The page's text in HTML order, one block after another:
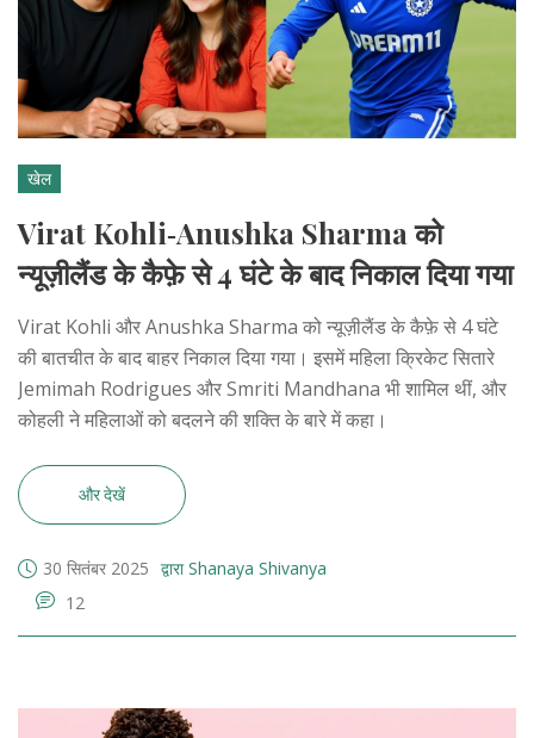
खेल
Virat Kohli‑Anushka Sharma को
न्यूज़ीलैंड के कैफ़े से 4 घंटे के बाद निकाल दिया गया
Virat Kohli और Anushka Sharma को न्यूज़ीलैंड के कैफ़े से 4 घंटे
की बातचीत के बाद बाहर निकाल दिया गया। इसमें महिला क्रिकेट सितारे
Jemimah Rodrigues और Smriti Mandhana भी शामिल थीं, और
कोहली ने महिलाओं को बदलने की शक्ति के बारे में कहा।
और देखें
30 सितंबर 2025 द्वारा Shanaya Shivanya
12